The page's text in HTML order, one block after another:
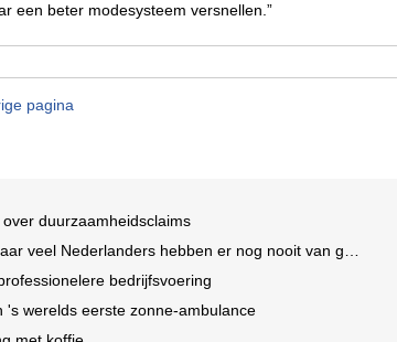
een beter modesysteem versnellen.”
pagina
duurzaamheidsclaims
Nederlanders hebben er nog nooit van gehoord
bedrijfsvoering
's werelds eerste zonne-ambulance